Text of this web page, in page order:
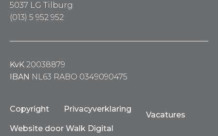
5037 LG Tilburg
(013) 5 952 952
KvK 20038879
IBAN NL63 RABO 0349090475
Copyright Privacyverklaring
Vacatures
Website door Walk Digital